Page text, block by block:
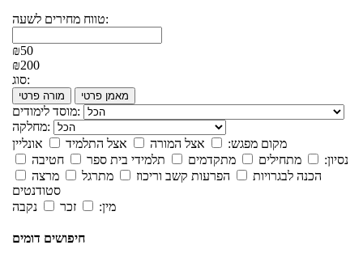
טווח מחירים לשעה:
₪50
₪200
סוג:
מורה פרטי מאמן פרטי
מוסד לימודים:
מחלקה:
מקום מפגש:
אצל המורה אצל התלמיד
אונליין
נסיון:
מתחילים מתקדמים תלמידי בית ספר
חטיבה
הכנה לבגרויות
הפרעות קשב וריכוז מתרגל
מרצה
סטודנטים
מין:
זכר נקבה
חיפושים דומים